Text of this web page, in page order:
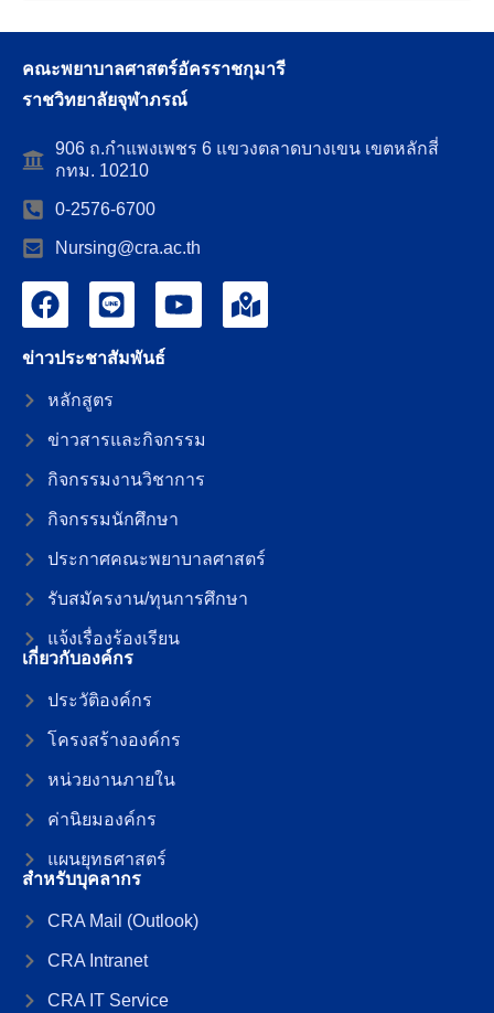
คณะพยาบาลศาสตร์อัครราชกุมารี
ราชวิทยาลัยจุฬาภรณ์
906 ถ.กำแพงเพชร 6 แขวงตลาดบางเขน เขตหลักสี่
กทม. 10210
0-2576-6700
Nursing@cra.ac.th
ข่าวประชาสัมพันธ์
หลักสูตร
ข่าวสารและกิจกรรม
กิจกรรมงานวิชาการ
กิจกรรมนักศึกษา
ประกาศคณะพยาบาลศาสตร์
รับสมัครงาน/ทุนการศึกษา
แจ้งเรื่องร้องเรียน
เกี่ยวกับองค์กร
ประวัติองค์กร
โครงสร้างองค์กร
หน่วยงานภายใน
ค่านิยมองค์กร
แผนยุทธศาสตร์
สำหรับบุคลากร
CRA Mail (Outlook)
CRA Intranet
CRA IT Service